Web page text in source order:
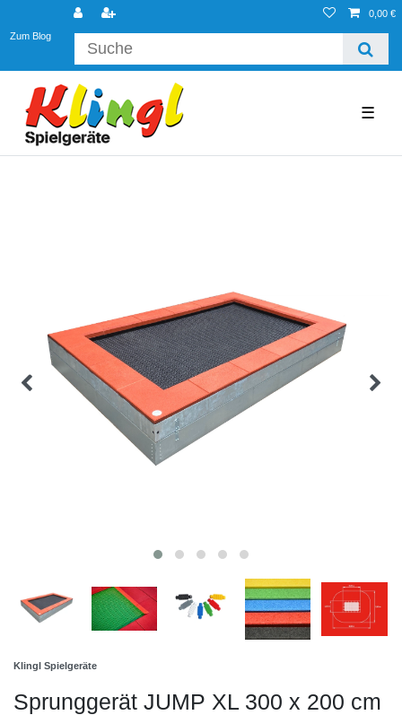
Zum Blog
0,00 €
☰
Klingl Spielgeräte
Sprunggerät JUMP XL 300 x 200 cm